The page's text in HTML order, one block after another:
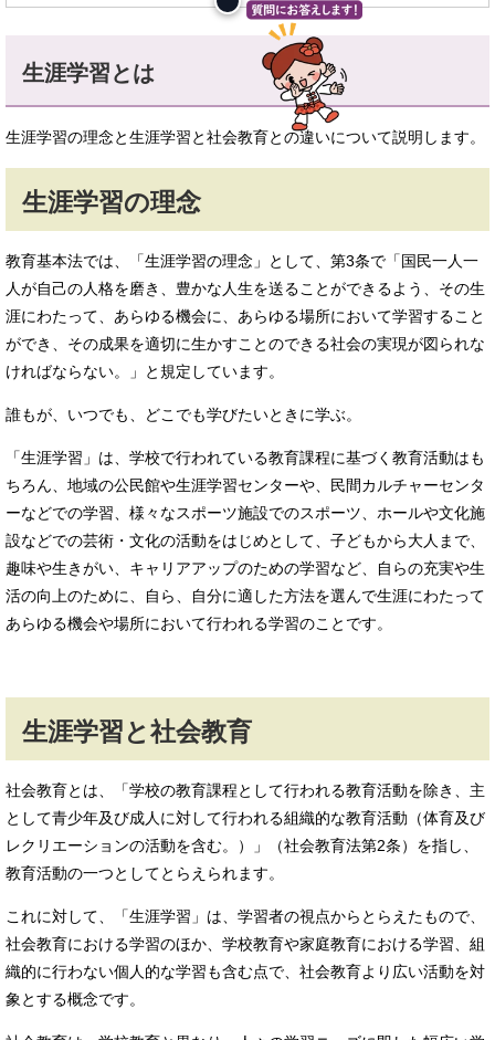
生涯学習とは
生涯学習の理念と生涯学習と社会教育との違いについて説明します。
生涯学習の理念
教育基本法では、「生涯学習の理念」として、第3条で「国民一人一
人が自己の人格を磨き、豊かな人生を送ることができるよう、その生
涯にわたって、あらゆる機会に、あらゆる場所において学習すること
ができ、その成果を適切に生かすことのできる社会の実現が図られな
ければならない。」と規定しています。
誰もが、いつでも、どこでも学びたいときに学ぶ。
「生涯学習」は、学校で行われている教育課程に基づく教育活動はも
ちろん、地域の公民館や生涯学習センターや、民間カルチャーセンタ
ーなどでの学習、様々なスポーツ施設でのスポーツ、ホールや文化施
設などでの芸術・文化の活動をはじめとして、子どもから大人まで、
趣味や生きがい、キャリアアップのための学習など、自らの充実や生
活の向上のために、自ら、自分に適した方法を選んで生涯にわたって
あらゆる機会や場所において行われる学習のことです。
生涯学習と社会教育
社会教育とは、「学校の教育課程として行われる教育活動を除き、主
として青少年及び成人に対して行われる組織的な教育活動（体育及び
レクリエーションの活動を含む。）」（社会教育法第2条）を指し、
教育活動の一つとしてとらえられます。
これに対して、「生涯学習」は、学習者の視点からとらえたもので、
社会教育における学習のほか、学校教育や家庭教育における学習、組
織的に行わない個人的な学習も含む点で、社会教育より広い活動を対
象とする概念です。